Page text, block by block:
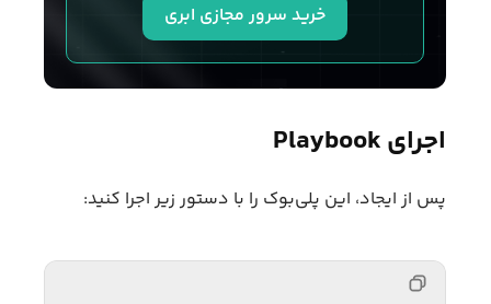
خرید سرور مجازی ابری
اجرای Playbook
پس از ایجاد، این پلی‌بوک را با دستور زیر اجرا کنید: